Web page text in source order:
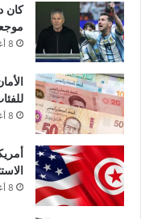
كان
موجعة
8 أغسطس، 2026
8 أغسطس، 2026
8 أغسطس، 2026